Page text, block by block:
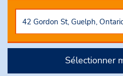
Sélectionner